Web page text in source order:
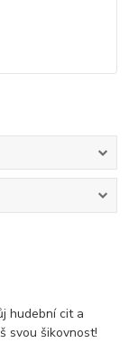
hudební cit a
svou šikovnost!